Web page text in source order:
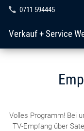
0711 594445
Verkauf + Service
Volles Programm! Bei
TV-Empfang über